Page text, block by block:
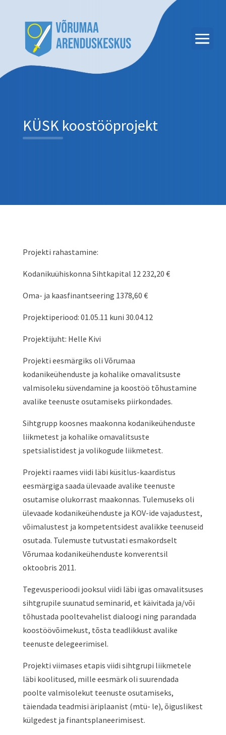
KÜSK koostööprojekt
Projekti rahastamine:
Kodanikuühiskonna Sihtkapital 12 232,20 €
Oma- ja kaasfinantseering 1378,60 €
Projektiperiood: 01.05.11 kuni 30.04.12
Projektijuht: Helle Kivi
Projekti eesmärgiks oli Võrumaa
kodanikeühenduste ja kohalike omavalitsuste
valmisoleku süvendamine ja koostöö tõhustamine
avalike teenuste osutamiseks piirkondades.
Sihtgrupp koosnes maakonna kodanikeühenduste
liikmetest ja kohalike omavalitsuste
spetsialistidest ja volikogude liikmetest.
Projekti raames viidi läbi küsitlus-kaardistus
eesmärgiga saada ülevaade avalike teenuste
osutamise olukorrast maakonnas. Tulemuseks oli
ülevaade kodanikeühenduste ja KOV-ide vajadustest,
võimalustest ja kompetentsidest avalikke teenuseid
osutada. Tulemuste tutvustati esmakordselt
Võrumaa kodanikeühenduste konverentsil
oktoobris 2011.
Tegevusperioodi jooksul viidi läbi igas omavalitsuses
sihtgrupile suunatud seminarid, et käivitada ja/või
tõhustada pooltevahelist dialoogi ning parandada
koostöövõimekust, tõsta teadlikkust avalike
teenuste delegeerimisel.
Projekti viimases etapis viidi sihtgrupi liikmetele
läbi koolitused, mille eesmärk oli suurendada
poolte valmisolekut teenuste osutamiseks,
täiendada teadmisi äriplaanist (mtü- le), õiguslikest
külgedest ja finantsplaneerimisest.